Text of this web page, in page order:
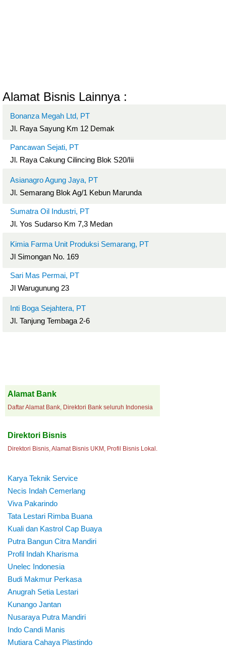
Alamat Bisnis Lainnya :
Bonanza Megah Ltd, PT
Jl. Raya Sayung Km 12 Demak
Pancawan Sejati, PT
Jl. Raya Cakung Cilincing Blok S20/Iii
Asianagro Agung Jaya, PT
Jl. Semarang Blok Ag/1 Kebun Marunda
Sumatra Oil Industri, PT
Jl. Yos Sudarso Km 7,3 Medan
Kimia Farma Unit Produksi Semarang, PT
Jl Simongan No. 169
Sari Mas Permai, PT
Jl Warugunung 23
Inti Boga Sejahtera, PT
Jl. Tanjung Tembaga 2-6
Alamat Bank
Daftar Alamat Bank, Direktori Bank seluruh Indonesia
Direktori Bisnis
Direktori Bisnis, Alamat Bisnis UKM, Profil Bisnis Lokal.
Karya Teknik Service
Necis Indah Cemerlang
Viva Pakarindo
Tata Lestari Rimba Buana
Kuali dan Kastrol Cap Buaya
Putra Bangun Citra Mandiri
Profil Indah Kharisma
Unelec Indonesia
Budi Makmur Perkasa
Anugrah Setia Lestari
Kunango Jantan
Nusaraya Putra Mandiri
Indo Candi Manis
Mutiara Cahaya Plastindo